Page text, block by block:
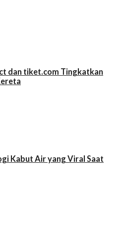
dan tiket.com Tingkatkan
Kabut Air yang Viral Saat